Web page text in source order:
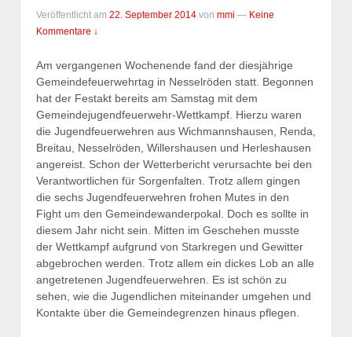
Veröffentlicht am 22. September 2014 von mmi — Keine
Kommentare ↓
Am vergangenen Wochenende fand der diesjährige
Gemeindefeuerwehrtag in Nesselröden statt. Begonnen
hat der Festakt bereits am Samstag mit dem
Gemeindejugendfeuerwehr-Wettkampf. Hierzu waren
die Jugendfeuerwehren aus Wichmannshausen, Renda,
Breitau, Nesselröden, Willershausen und Herleshausen
angereist. Schon der Wetterbericht verursachte bei den
Verantwortlichen für Sorgenfalten. Trotz allem gingen
die sechs Jugendfeuerwehren frohen Mutes in den
Fight um den Gemeindewanderpokal. Doch es sollte in
diesem Jahr nicht sein. Mitten im Geschehen musste
der Wettkampf aufgrund von Starkregen und Gewitter
abgebrochen werden. Trotz allem ein dickes Lob an alle
angetretenen Jugendfeuerwehren. Es ist schön zu
sehen, wie die Jugendlichen miteinander umgehen und
Kontakte über die Gemeindegrenzen hinaus pflegen.